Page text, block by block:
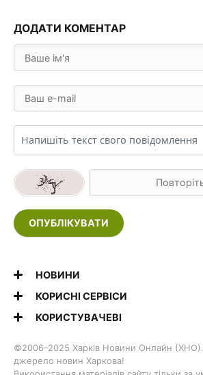
ДОДАТИ КОМЕНТАР
ОПУБЛІКУВАТИ
НОВИНИ
КОРИСНІ СЕРВІСИ
КОРИСТУВАЧЕВІ
©2006–2025 Харків Новини Онлайн
джерело новин Харкова!